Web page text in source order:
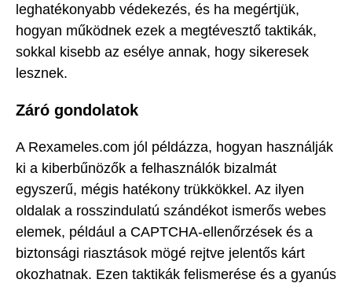
leghatékonyabb védekezés, és ha megértjük,
hogyan működnek ezek a megtévesztő taktikák,
sokkal kisebb az esélye annak, hogy sikeresek
lesznek.
Záró gondolatok
A Rexameles.com jól példázza, hogyan használják
ki a kiberbűnözők a felhasználók bizalmát
egyszerű, mégis hatékony trükkökkel. Az ilyen
oldalak a rosszindulatú szándékot ismerős webes
elemek, például a CAPTCHA-ellenőrzések és a
biztonsági riasztások mögé rejtve jelentős kárt
okozhatnak. Ezen taktikák felismerése és a gyanús